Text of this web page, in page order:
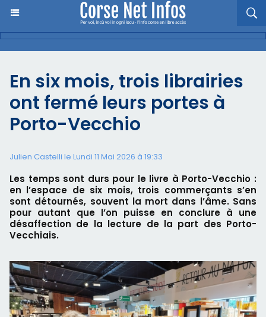
En six mois, trois librairies
ont fermé leurs portes à
Porto-Vecchio
Julien Castelli le Lundi 11 Mai 2026 à 19:33
Les temps sont durs pour le livre à Porto-Vecchio :
en l’espace de six mois, trois commerçants s’en
sont détournés, souvent la mort dans l’âme. Sans
pour autant que l’on puisse en conclure à une
désaffection de la lecture de la part des Porto-
Vecchiais.